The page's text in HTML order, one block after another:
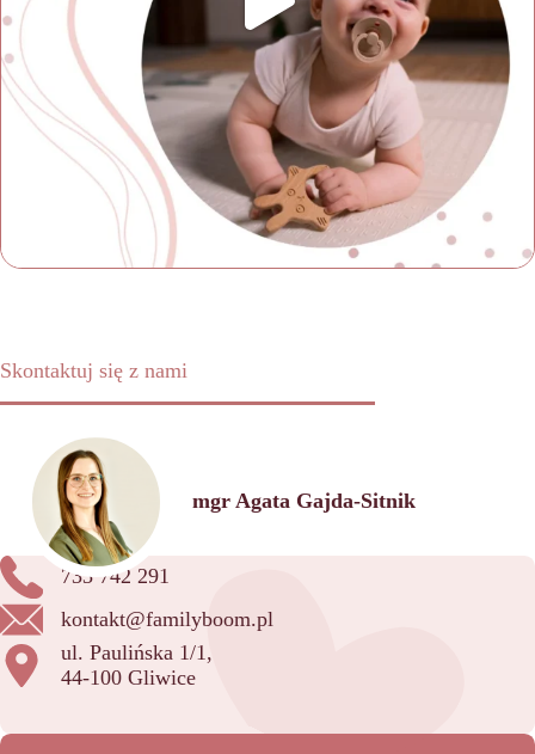
Skontaktuj się z nami
mgr Agata Gajda-Sitnik
733 742 291
kontakt@familyboom.pl
ul. Paulińska 1/1,
44-100 Gliwice